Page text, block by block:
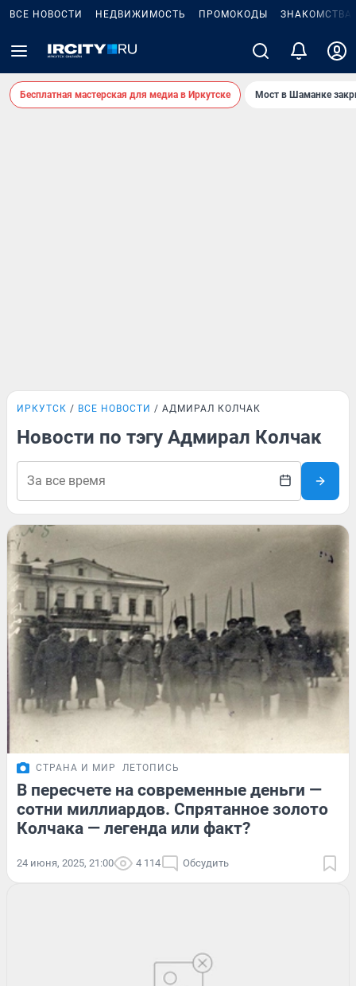
ВСЕ НОВОСТИ НЕДВИЖИМОСТЬ ПРОМОКОДЫ ЗНАКОМСТВА
Бесплатная мастерская для медиа в Иркутске Мост в Шаманке
ИРКУТСК ВСЕ НОВОСТИ АДМИРАЛ КОЛЧАК
Новости по тэгу Адмирал Колчак
СТРАНА И МИР ЛЕТОПИСЬ
В пересчете на современные деньги —
сотни миллиардов. Спрятанное золото
Колчака — легенда или факт?
24 июня, 2025, 21:00 4 114 Обсудить